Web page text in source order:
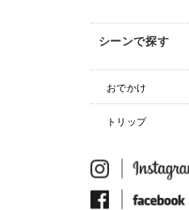
シーンで探す
おでかけ
トリップ